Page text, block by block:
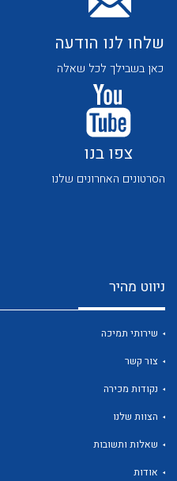
לכל מוצרי היצרן
לכל מוצרי היצרן
שלחו לנו הודעה
כאן בשבילך לכל שאלה
צפו בנו
הסרטונים האחרונים שלנו
ניווט מהיר
שירותי תמיכה
צור קשר
נקודות מכירה
הצוות שלנו
שאלות ותשובות
אודות